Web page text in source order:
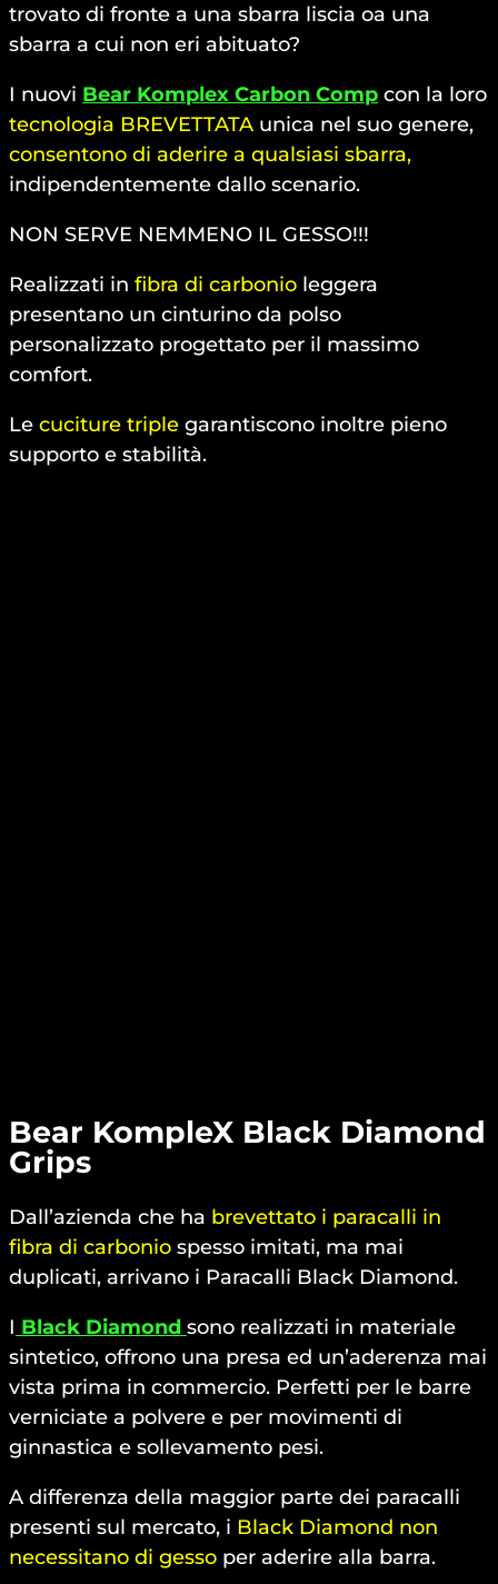
trovato di fronte a una sbarra liscia oa una
sbarra a cui non eri abituato?
I nuovi Bear Komplex Carbon Comp con la loro
tecnologia BREVETTATA unica nel suo genere,
consentono di aderire a qualsiasi sbarra,
indipendentemente dallo scenario.
NON SERVE NEMMENO IL GESSO!!!
Realizzati in fibra di carbonio leggera
presentano un cinturino da polso
personalizzato progettato per il massimo
comfort.
Le cuciture triple garantiscono inoltre pieno
supporto e stabilità.
Bear KompleX Black Diamond
Grips
Dall’azienda che ha brevettato i paracalli in
fibra di carbonio spesso imitati, ma mai
duplicati, arrivano i Paracalli Black Diamond.
I Black Diamond sono realizzati in materiale
sintetico, offrono una presa ed un’aderenza mai
vista prima in commercio. Perfetti per le barre
verniciate a polvere e per movimenti di
ginnastica e sollevamento pesi.
A differenza della maggior parte dei paracalli
presenti sul mercato, i Black Diamond non
necessitano di gesso per aderire alla barra.